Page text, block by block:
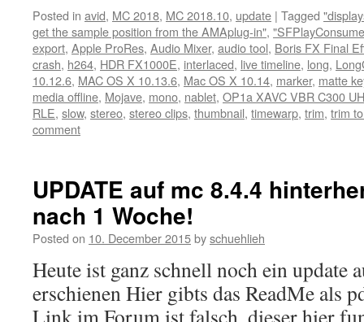
Posted in avid, MC 2018, MC 2018.10, update | Tagged
get the sample position from the AMAplug-in",
export, Apple ProRes, Audio Mixer, audio tool, Boris FX Final
crash, h264, HDR FX1000E, interlaced, live timeline, long,
10.12.6, MAC OS X 10.13.6, Mac OS X 10.14, marker, matte
media offline, Mojave, mono, nablet, OP1a XAVC VBR C300
RLE, slow, stereo, stereo clips, thumbnail, timewarp, trim, trim
comment
UPDATE auf mc 8.4.4
nach 1 Woche!
Posted on 10. December 2015byschuehlieh
Heute ist ganz schnell noch ein update
erschienen Hier gibts das ReadMe als
Link im Forum ist falsch, dieser hier